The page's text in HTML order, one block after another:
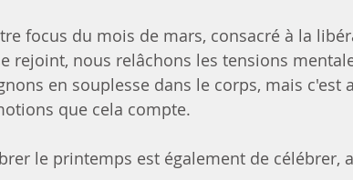
focus du mois de mars, consacré à la
rejoint, nous relâchons les tensions
en souplesse dans le corps, mais c'est
que cela compte.
le printemps est également de célébrer,